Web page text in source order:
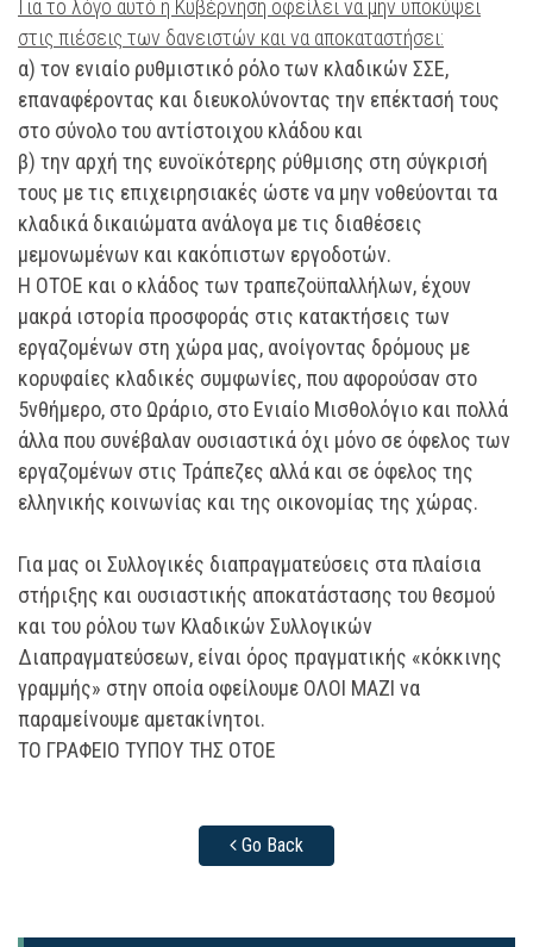
Για το λόγο αυτό η Κυβέρνηση οφείλει να μην υποκύψει
στις πιέσεις των δανειστών και να αποκαταστήσει:
α) τον ενιαίο ρυθμιστικό ρόλο των κλαδικών ΣΣΕ,
επαναφέροντας και διευκολύνοντας την επέκτασή τους
στο σύνολο του αντίστοιχου κλάδου και
β) την αρχή της ευνοϊκότερης ρύθμισης στη σύγκρισή
τους με τις επιχειρησιακές ώστε να μην νοθεύονται τα
κλαδικά δικαιώματα ανάλογα με τις διαθέσεις
μεμονωμένων και κακόπιστων εργοδοτών.
Η ΟΤΟΕ και ο κλάδος των τραπεζοϋπαλλήλων, έχουν
μακρά ιστορία προσφοράς στις κατακτήσεις των
εργαζομένων στη χώρα μας, ανοίγοντας δρόμους με
κορυφαίες κλαδικές συμφωνίες, που αφορούσαν στο
5νθήμερο, στο Ωράριο, στο Ενιαίο Μισθολόγιο και πολλά
άλλα που συνέβαλαν ουσιαστικά όχι μόνο σε όφελος των
εργαζομένων στις Τράπεζες αλλά και σε όφελος της
ελληνικής κοινωνίας και της οικονομίας της χώρας.
Για μας οι Συλλογικές διαπραγματεύσεις στα πλαίσια
στήριξης και ουσιαστικής αποκατάστασης του θεσμού
και του ρόλου των Κλαδικών Συλλογικών
Διαπραγματεύσεων, είναι όρος πραγματικής «κόκκινης
γραμμής» στην οποία οφείλουμε ΟΛΟΙ ΜΑΖΙ να
παραμείνουμε αμετακίνητοι.
ΤΟ ΓΡΑΦΕΙΟ ΤΥΠΟΥ ΤΗΣ ΟΤΟΕ
Go Back